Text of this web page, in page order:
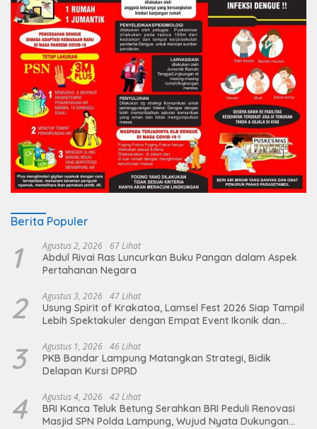
Berita Populer
1 Agustus 2, 2026 67 Lihat
Abdul Rivai Ras Luncurkan Buku Pangan dalam Aspek
Pertahanan Negara
2 Agustus 3, 2026 47 Lihat
Usung Spirit of Krakatoa, Lamsel Fest 2026 Siap Tampil
Lebih Spektakuler dengan Empat Event Ikonik dan
3 Agustus 1, 2026 46 Lihat
PKB Bandar Lampung Matangkan Strategi, Bidik
Delapan Kursi DPRD
4 Agustus 4, 2026 42 Lihat
BRI Kanca Teluk Betung Serahkan BRI Peduli Renovasi
Masjid SPN Polda Lampung, Wujud Nyata Dukungan